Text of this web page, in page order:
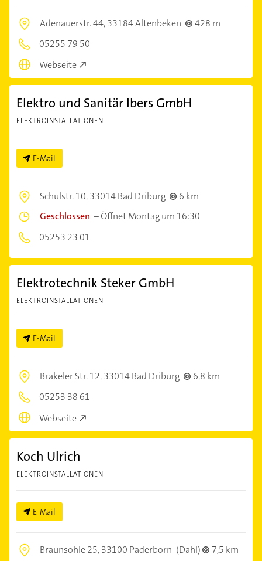
Adenauerstr. 44,33184 Altenbeken
428 m
05255 79 50
Webseite
Elektro und Sanitär Ibers GmbH
ELEKTROINSTALLATIONEN
E-Mail
Schulstr. 10,33014 Bad Driburg
6 km
Geschlossen –Öffnet Montag um 16:30
05253 23 01
Elektrotechnik Steker GmbH
ELEKTROINSTALLATIONEN
E-Mail
Brakeler Str. 12,33014 Bad Driburg
6,8 km
05253 38 61
Webseite
Koch Ulrich
ELEKTROINSTALLATIONEN
E-Mail
Braunsohle 25,33100 Paderborn (Dahl) 7,5 km